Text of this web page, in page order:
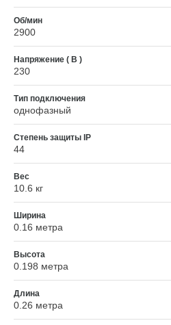
Об/мин
2900
Напряжение ( В )
230
Тип подключения
однофазный
Степень защиты IP
44
Вес
10.6 кг
Ширина
0.16 метра
Высота
0.198 метра
Длина
0.26 метра